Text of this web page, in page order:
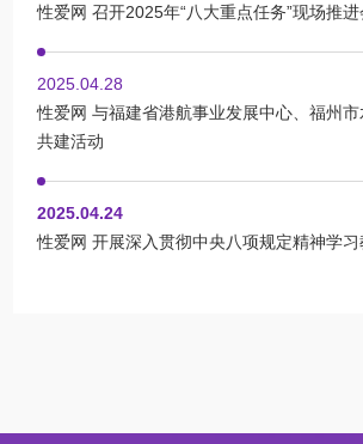
性爱网 召开2025年“八大重点任务”现场推进
2025.04.28
性爱网 与福建省港航事业发展中心、福州
共建活动
2025.04.24
性爱网 开展深入贯彻中央八项规定精神学